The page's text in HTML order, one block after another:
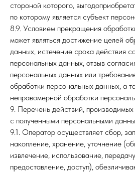
стороной которого,
по которому является субъект
8.9. Условием прекращения
может являться достижение целей
данных, истечение срока действия
персональных данных, отзыв
персональных данных или
обработки персональных данных, а
неправомерной обработки
9. Перечень действий,
с полученными персональными
9.1. Оператор осуществляет сбор,
накопление, хранение, уточнение
извлечение, использование,
предоставление, доступ),
Полезные ссылки
Соц. сети
Контакты
8(391) 211-95-88
Тел:
Почта:
info@spas24.ru
Главное управление МЧС России по Красноярскому
краю
Законодательное Собрание Красноярского края
Правительство Красноярского края
ВКонтакте
Одноклассники